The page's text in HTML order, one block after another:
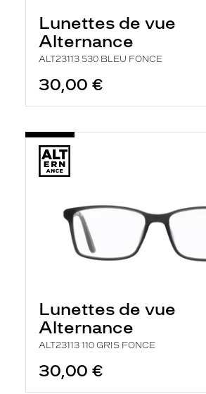
Lunettes de vue
Alternance
ALT23113 530 BLEU FONCE
30,00 €
Lunettes de vue
Alternance
ALT23113 110 GRIS FONCE
30,00 €